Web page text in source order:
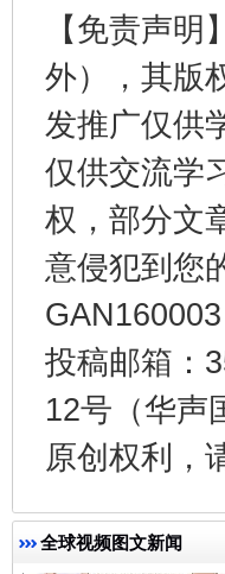
【免责声
外），其版
发推广仅供
仅供交流学
权，部分文
意侵犯到您
投稿邮箱：
12号（华声
原创权利，
全球视频图文新闻
东山县通报“牛蛙产
千年窑火